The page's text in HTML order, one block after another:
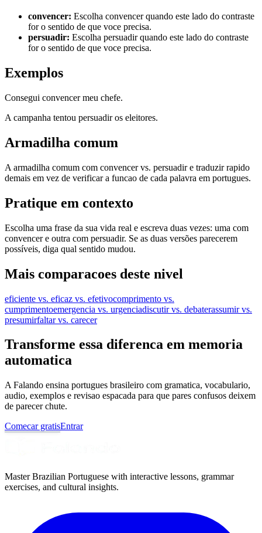
convencer: Escolha convencer quando este lado do contraste
for o sentido de que voce precisa.
persuadir: Escolha persuadir quando este lado do contraste
for o sentido de que voce precisa.
Exemplos
Consegui convencer meu chefe.
A campanha tentou persuadir os eleitores.
Armadilha comum
A armadilha comum com convencer vs. persuadir e traduzir rapido
demais em vez de verificar a funcao de cada palavra em portugues.
Pratique em contexto
Escolha uma frase da sua vida real e escreva duas vezes: uma com
convencer e outra com persuadir. Se as duas versões parecerem
possíveis, diga qual sentido mudou.
Mais comparacoes deste nivel
eficiente vs. eficaz vs. efetivocomprimento vs.
cumprimentoemergencia vs. urgenciadiscutir vs. debaterassumir vs.
presumirfaltar vs. carecer
Transforme essa diferenca em memoria
automatica
A Falando ensina portugues brasileiro com gramatica, vocabulario,
audio, exemplos e revisao espacada para que pares confusos deixem
de parecer chute.
Comecar gratisEntrar
Master Brazilian Portuguese with interactive lessons, grammar
exercises, and cultural insights.